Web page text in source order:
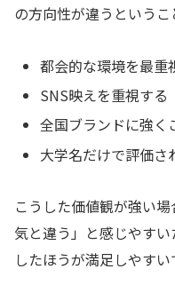
の方向性が違うというこ
都会的な環境を最重
SNS映えを重視する
全国ブランドに強く
大学名だけで評価さ
こうした価値観が強い
気と違う」と感じやす
したほうが満足しやすい